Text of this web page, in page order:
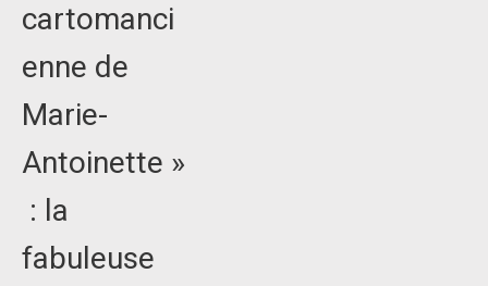
cartomanci
enne de
Marie-
Antoinette »
: la
fabuleuse